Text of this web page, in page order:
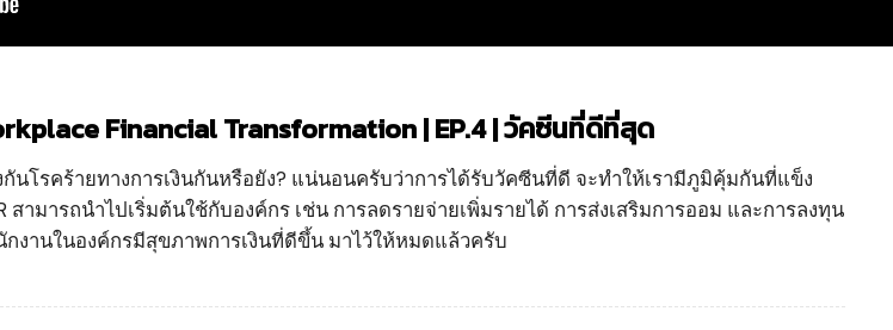
Financial Transformation | EP.4 | วัคซีนที่ดีที่สุด
โรคร้ายทางการเงินกันหรือยัง? แน่นอนครับว่าการได้รับวัคซีนที่ดี จะทำให้เรามีภูมิคุ้มกันที่แข็ง
สามารถนำไปเริ่มต้นใช้กับองค์กร เช่น การลดรายจ่ายเพิ่มรายได้ การส่งเสริมการออม และการลงทุน
งานในองค์กรมีสุขภาพการเงินที่ดีขึ้น มาไว้ให้หมดแล้วครับ